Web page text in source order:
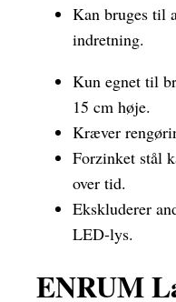
Kan bruges til
indretning.
Kun egnet til
15 cm høje.
Kræver
Forzinket stål
over tid.
Ekskluderer
LED-lys.
ENRUM